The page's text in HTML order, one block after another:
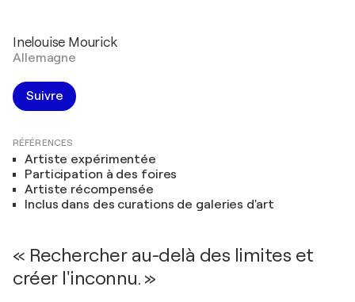
Inelouise Mourick
Allemagne
Suivre
RÉFÉRENCES
Artiste expérimentée
Participation à des foires
Artiste récompensée
Inclus dans des curations de galeries d'art
« Rechercher au-delà des limites et
créer l'inconnu. »